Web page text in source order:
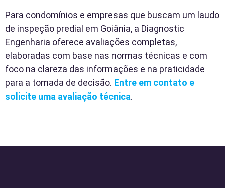
Para condomínios e empresas que buscam um laudo
de inspeção predial em Goiânia, a Diagnostic
Engenharia oferece avaliações completas,
elaboradas com base nas normas técnicas e com
foco na clareza das informações e na praticidade
para a tomada de decisão. Entre em contato e
solicite uma avaliação técnica.